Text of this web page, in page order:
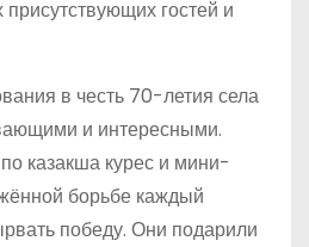
гостей и
в честь 70-летия села
и интересными.
казакша курес и мини-
борьбе каждый
победу. Они подарили